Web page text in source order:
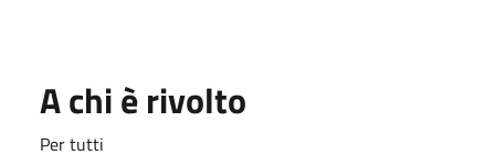
A chi è rivolto
Per tutti